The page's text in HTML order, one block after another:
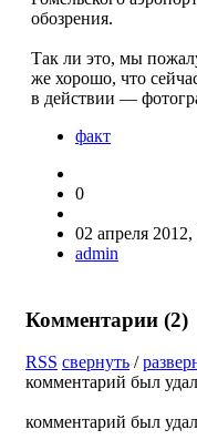
обозрения.
Так ли это, мы
же хорошо, что
в действии —
факт
0
02 апреля 2012,
admin
Комментарии (2)
RSS свернуть /
комментарий был
комментарий был